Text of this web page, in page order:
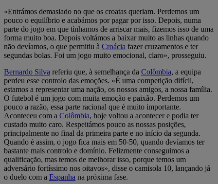
«Entrámos demasiado no que os croatas queriam. Perdemos um
pouco o equilíbrio e acabámos por pagar por isso. Depois, numa
parte do jogo em que tínhamos de arriscar mais, fizemos isso de uma
forma muito boa. Depois voltámos a baixar muito as linhas quando
não devíamos, o que permitiu à Croácia fazer cruzamentos e ter
segundas bolas. Foi um jogo muito emocional, claro», prosseguiu.
Bernardo Silva referiu que, à semelhança da Colômbia, a equipa
perdeu esse controlo das emoções. «É uma competição difícil,
estamos a representar uma nação, os nossos amigos, a nossa família.
O futebol é um jogo com muita emoção e paixão. Perdemos um
pouco a razão, essa parte racional que é muito importante.
Aconteceu com a Colômbia, hoje voltou a acontecer e podia ter
custado muito caro. Respeitámos pouco as nossas posições,
principalmente no final da primeira parte e no início da segunda.
Quando é assim, o jogo fica mais em 50-50, quando devíamos ter
bastante mais controlo e domínio. Felizmente conseguimos a
qualificação, mas temos de melhorar isso, porque temos um
adversário fortíssimo nos oitavos», disse o camisola 10, lançando já
o duelo com a Espanha na próxima fase.